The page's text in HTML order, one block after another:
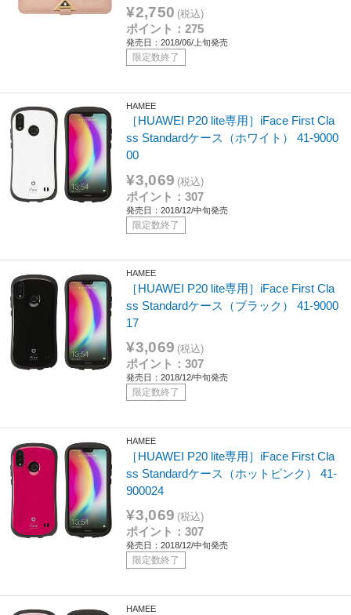
¥2,750 (税込)
ポイント：275
発売日：2018/06/上旬発売
限定数終了
HAMEE
［HUAWEI P20 lite専用］iFace First Cla
ss Standardケース（ホワイト） 41-9000
00
¥3,069 (税込)
ポイント：307
発売日：2018/12/中旬発売
限定数終了
HAMEE
［HUAWEI P20 lite専用］iFace First Cla
ss Standardケース（ブラック） 41-9000
17
¥3,069 (税込)
ポイント：307
発売日：2018/12/中旬発売
限定数終了
HAMEE
［HUAWEI P20 lite専用］iFace First Cla
ss Standardケース（ホットピンク） 41-
900024
¥3,069 (税込)
ポイント：307
発売日：2018/12/中旬発売
限定数終了
HAMEE